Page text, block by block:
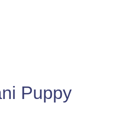
Puppy